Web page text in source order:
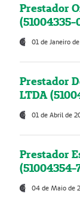
Prestador
(51004335-
01 de Janeiro
Prestador
LTDA
01 de Abril de
Prestador
(51004354-
04 de Maio de